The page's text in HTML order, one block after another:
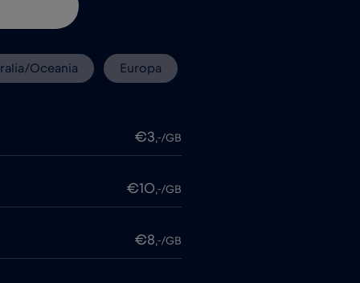
Oceania Europa
€3,-/GB
€10,-/GB
€8,-/GB